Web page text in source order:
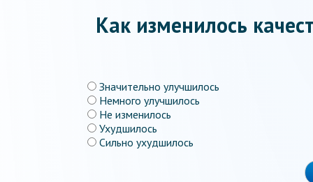
Как изменилось
Значительно улучшилось
Немного улучшилось
Не изменилось
Ухудшилось
Сильно ухудшилось